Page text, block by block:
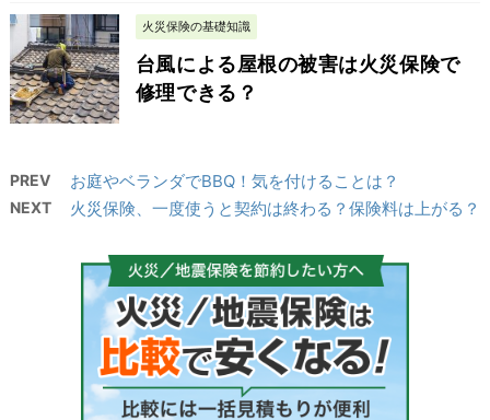
火災保険の基礎知識
台風による屋根の被害は火災保険で
修理できる？
PREV お庭やベランダでBBQ！気を付けることは？
NEXT 火災保険、一度使うと契約は終わる？保険料は上がる？